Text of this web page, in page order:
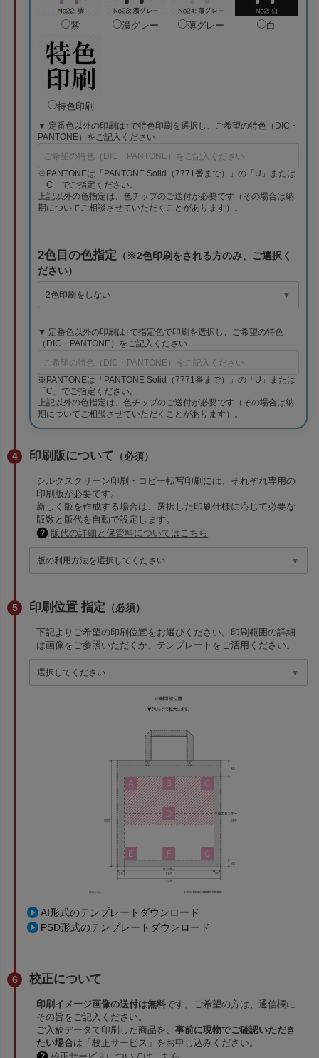
紫 濃グレー 薄グレー 白
特色印刷
▼ 定番色以外の印刷は↑で特色印刷を選択し、ご希望の特色（DIC・
PANTONE）をご記入ください
※PANTONEは「PANTONE Solid（7771番まで）」の「U」または
「C」でご指定ください。
上記以外の色指定は、色チップのご送付が必要です（その場合は納
期についてご相談させていただくことがあります）。
2色目の色指定 （※2色印刷をされる方のみ、ご選択く
ださい）
▼ 定番色以外の印刷は↑で指定色で印刷を選択し、ご希望の特色
（DIC・PANTONE）をご記入ください
※PANTONEは「PANTONE Solid（7771番まで）」の「U」または
「C」でご指定ください。
上記以外の色指定は、色チップのご送付が必要です（その場合は納
期についてご相談させていただくことがあります）。
印刷版について （必須）
シルクスクリーン印刷・コピー転写印刷には、それぞれ専用の
印刷版が必要です。
新しく版を作成する場合は、選択した印刷仕様に応じて必要な
版数と版代を自動で設定します。
版代の詳細と保管料についてはこちら
印刷位置 指定 （必須）
下記よりご希望の印刷位置をお選びください。印刷範囲の詳細
は画像をご参照いただくか、テンプレートをご活用ください。
AI形式のテンプレートダウンロード
PSD形式のテンプレートダウンロード
校正について
印刷イメージ画像の送付は無料です。ご希望の方は、通信欄に
その旨をご記入ください。
ご入稿データで印刷した商品を、事前に現物でご確認いただき
たい場合は「校正サービス」をお申し込みください。